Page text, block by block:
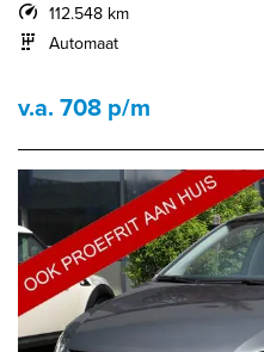
112.548 km
Automaat
v.a. 708 p/m